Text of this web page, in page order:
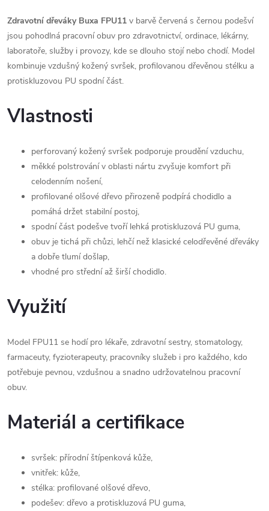
Zdravotní dřeváky Buxa FPU11 v barvě červená s černou podešví
jsou pohodlná pracovní obuv pro zdravotnictví, ordinace, lékárny,
laboratoře, služby i provozy, kde se dlouho stojí nebo chodí. Model
kombinuje vzdušný kožený svršek, profilovanou dřevěnou stélku a
protiskluzovou PU spodní část.
Vlastnosti
perforovaný kožený svršek podporuje proudění vzduchu,
měkké polstrování v oblasti nártu zvyšuje komfort při
celodenním nošení,
profilované olšové dřevo přirozeně podpírá chodidlo a
pomáhá držet stabilní postoj,
spodní část podešve tvoří lehká protiskluzová PU guma,
obuv je tichá při chůzi, lehčí než klasické celodřevěné dřeváky
a dobře tlumí došlap,
vhodné pro střední až širší chodidlo.
Využití
Model FPU11 se hodí pro lékaře, zdravotní sestry, stomatology,
farmaceuty, fyzioterapeuty, pracovníky služeb i pro každého, kdo
potřebuje pevnou, vzdušnou a snadno udržovatelnou pracovní
obuv.
Materiál a certifikace
svršek: přírodní štípenková kůže,
vnitřek: kůže,
stélka: profilované olšové dřevo,
podešev: dřevo a protiskluzová PU guma,